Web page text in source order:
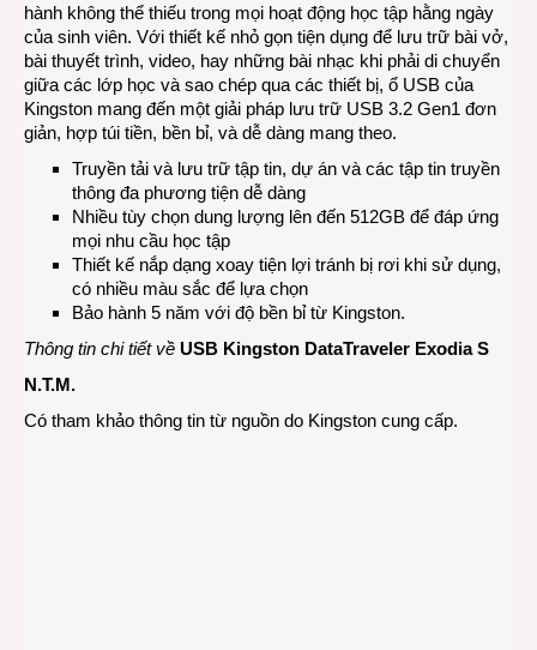
hành không thể thiếu trong mọi hoạt động học tập hằng ngày
của sinh viên. Với thiết kế nhỏ gọn tiện dụng để lưu trữ bài vở,
bài thuyết trình, video, hay những bài nhạc khi phải di chuyển
giữa các lớp học và sao chép qua các thiết bị, ổ USB của
Kingston mang đến một giải pháp lưu trữ USB 3.2 Gen1 đơn
giản, hợp túi tiền, bền bỉ, và dễ dàng mang theo.
Truyền tải và lưu trữ tập tin, dự án và các tập tin truyền
thông đa phương tiện dễ dàng
Nhiều tùy chọn dung lượng lên đến 512GB để đáp ứng
mọi nhu cầu học tập
Thiết kế nắp dạng xoay tiện lợi tránh bị rơi khi sử dụng,
có nhiều màu sắc để lựa chọn
Bảo hành 5 năm với độ bền bỉ từ Kingston.
Thông tin chi tiết về USB Kingston DataTraveler Exodia S
N.T.M.
Có tham khảo thông tin từ nguồn do Kingston cung cấp.